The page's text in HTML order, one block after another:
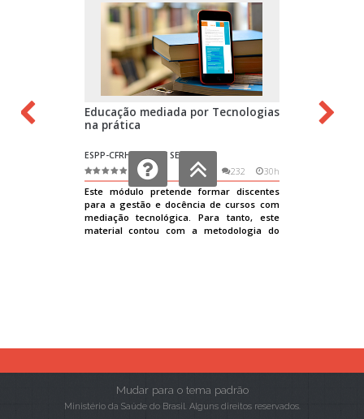
Mudar para o tema padrão
Ministério da Saúde do Brasil. Alguns direitos reservados.